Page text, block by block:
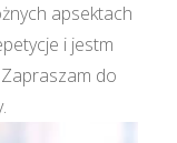
apsektach
i jestm
do